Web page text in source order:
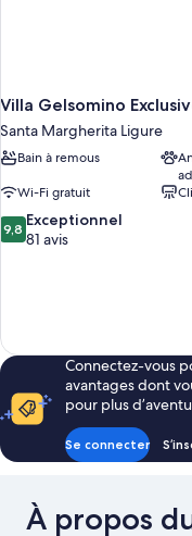
Villa Gelsomino
Santa Margherita Ligure
Bain à remous
Wi-Fi gratuit
9.8
sur
9,8 Exceptionnel
81 avis
Connectez-vous
avantages dont
pour plus
Se connecter
À propos